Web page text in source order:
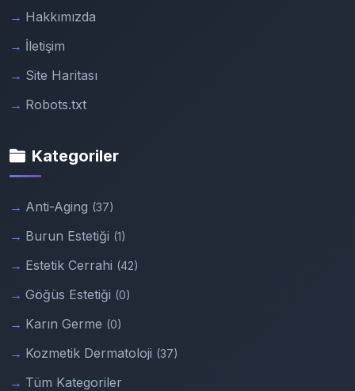
Hakkımızda
İletişim
Site Haritası
Robots.txt
Kategoriler
Anti-Aging (37)
Burun Estetiği (1)
Estetik Cerrahi (42)
Göğüs Estetiği (0)
Karın Germe (0)
Kozmetik Dermatoloji (37)
Tüm Kategoriler